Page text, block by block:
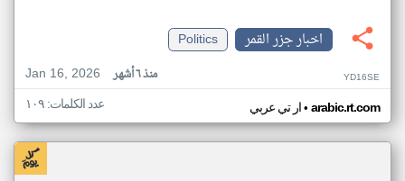
اخبار جزر القمر
Politics
Jan 16, 2026
منذ ٦ أشهر YD16SE
ار تي عربي• arabic.rt.com عدد الكلمات: ١٠٩